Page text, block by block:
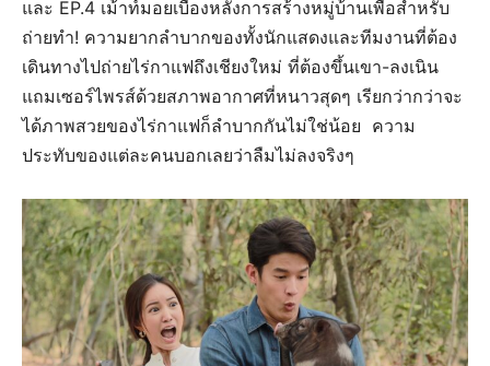
และ EP.4 เม้าท์มอยเบื้องหลังการสร้างหมู่บ้านเพื่อสำหรับ
ถ่ายทำ! ความยากลำบากของทั้งนักแสดงและทีมงานที่ต้อง
เดินทางไปถ่ายไร่กาแฟถึงเชียงใหม่ ที่ต้องขึ้นเขา-ลงเนิน
แถมเซอร์ไพรส์ด้วยสภาพอากาศที่หนาวสุดๆ เรียกว่ากว่าจะ
ได้ภาพสวยของไร่กาแฟก็ลำบากกันไม่ใช่น้อย ความ
ประทับของแต่ละคนบอกเลยว่าลืมไม่ลงจริงๆ